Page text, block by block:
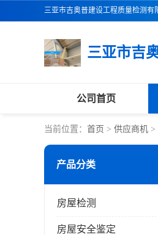
公司首页
当前位置： 首页 > 供应商机 >
产品分类
房屋检测
房屋安全鉴定